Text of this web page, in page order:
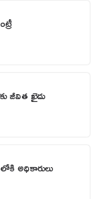
జీవిత ఖైదు
అధికారులు